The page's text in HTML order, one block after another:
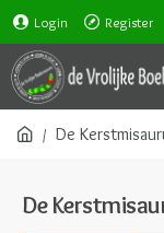
Login Register
De
De